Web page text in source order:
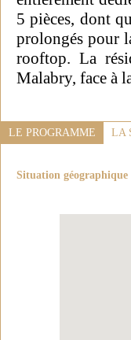
5 pièces, dont
prolongés pour
rooftop. La
Malabry, face à
LE PROGRAMME LA
Situation géographique